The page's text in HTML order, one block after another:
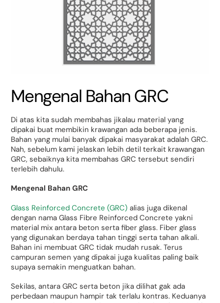
Mengenal Bahan GRC
Di atas kita sudah membahas jikalau material yang
dipakai buat membikin krawangan ada beberapa jenis.
Bahan yang mulai banyak dipakai masyarakat adalah GRC.
Nah, sebelum kami jelaskan lebih detil terkait krawangan
GRC, sebaiknya kita membahas GRC tersebut sendiri
terlebih dahulu.
Mengenal Bahan GRC
Glass Reinforced Concrete (GRC)alias juga dikenal
dengan nama Glass Fibre Reinforced Concrete yakni
material mix antara beton serta fiber glass. Fiber glass
yang digunakan berdaya tahan tinggi serta tahan alkali.
Bahan ini membuat GRC tidak mudah rusak. Terus
campuran semen yang dipakai juga kualitas paling baik
supaya semakin menguatkan bahan.
Sekilas, antara GRC serta beton jika dilihat gak ada
perbedaan maupun hampir tak terlalu kontras. Keduanya